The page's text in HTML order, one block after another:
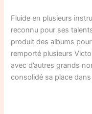
Fluide en plusieurs
reconnu pour ses
produit des albums
remporté plusieurs
avec d’autres grands
consolidé sa place dans